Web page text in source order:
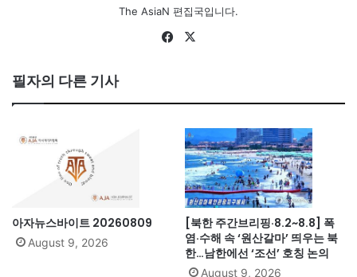
The AsiaN 편집국입니다.
Fa
필자의 다른 기사
아자뉴스바이트 20260809
August 9, 2026
[북한 주간브리핑·8.2~8.8] 폭
염·수해 속 ‘원산갈마’ 띄우는 북
한…남한에선 ‘조선’ 호칭 논의
August 9, 2026